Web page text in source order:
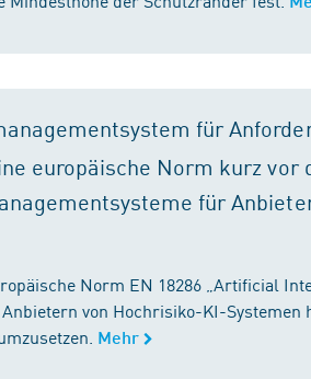
für
europäische Norm kurz
für
Norm EN 18286 „Artificial
von Hochrisiko-KI-
Mehr